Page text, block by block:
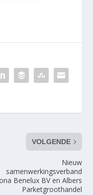
VOLGENDE
Nieuw
samenwerkingsverband
Benelux BV en Albers
Parketgroothandel